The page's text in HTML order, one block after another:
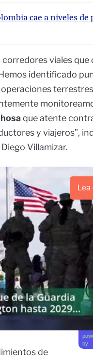
cae a niveles de
viales que
identificado
que atente
y viajeros”,
Diego Villamizar.
Lea
by
de